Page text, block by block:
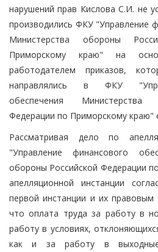
нарушений прав Кислова С.И. не
производились ФКУ "Управление
Министерства обороны
Приморскому краю" на
работодателем приказов,
направлялись в ФКУ
обеспечения Министерства
Федерации по Приморскому краю"
Рассматривая дело по
"Управление финансового
обороны Российской Федерации
апелляционной инстанции
первой инстанции и их
что оплата труда за работу в
работу в условиях,
как и за работу в